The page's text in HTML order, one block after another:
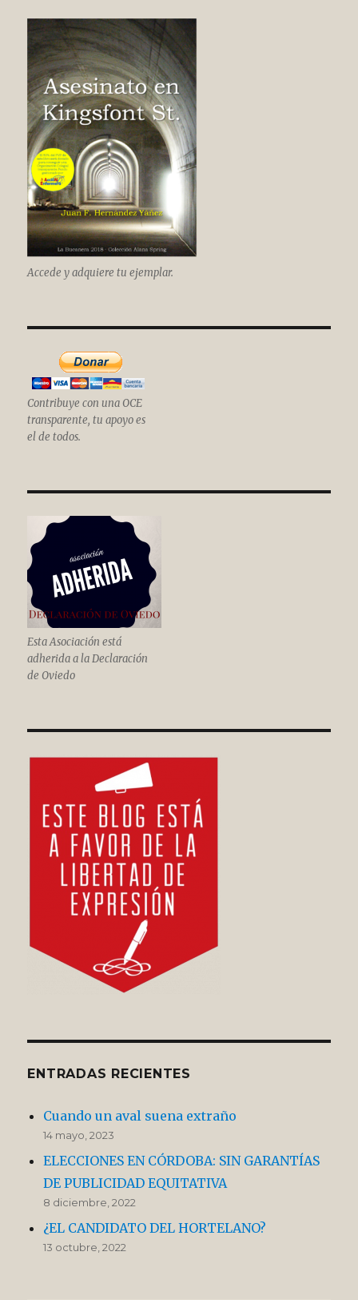
Accede y adquiere tu ejemplar.
Contribuye con una OCE
transparente, tu apoyo es
el de todos.
Esta Asociación está
adherida a la Declaración
de Oviedo
ENTRADAS RECIENTES
Cuando un aval suena extraño
14 mayo, 2023
ELECCIONES EN CÓRDOBA: SIN GARANTÍAS
DE PUBLICIDAD EQUITATIVA
8 diciembre, 2022
¿EL CANDIDATO DEL HORTELANO?
13 octubre, 2022